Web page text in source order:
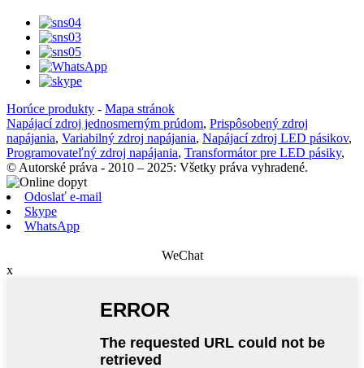
Horúce produkty - Mapa stránok
Napájací zdroj jednosmerným prúdom, Prispôsobený zdroj
napájania, Variabilný zdroj napájania, Napájací zdroj LED pásikov,
Programovateľný zdroj napájania, Transformátor pre LED pásiky,
© Autorské práva - 2010 – 2025: Všetky práva vyhradené.
Odoslať e-mail
Skype
WhatsApp
WeChat
x